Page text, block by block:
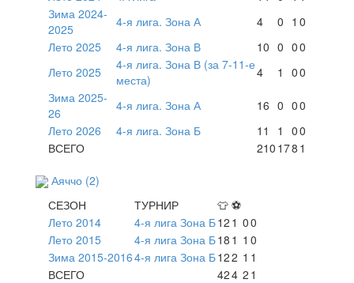
Зима 2024-
2025
4-я лига. Зона А 4 0 1 0
Лето 2025
4-я лига. Зона В 10 0 00
Лето 2025
4-я лига. Зона В (за 7-11-е
места)
4 1 00
Зима 2025-
26
4-я лига. Зона А 16 0 00
Лето 2026
4-я лига. Зона Б 11 1 00
ВСЕГО
210 178 1
Аяччо (2)
СЕЗОН
ТУРНИР 👕 ⚽
Лето 2014
4-я лига Зона Б12 1 00
Лето 2015
4-я лига Зона Б18 1 1 0
Зима 2015-20164-я лига Зона Б122 1 1
ВСЕГО
424 2 1